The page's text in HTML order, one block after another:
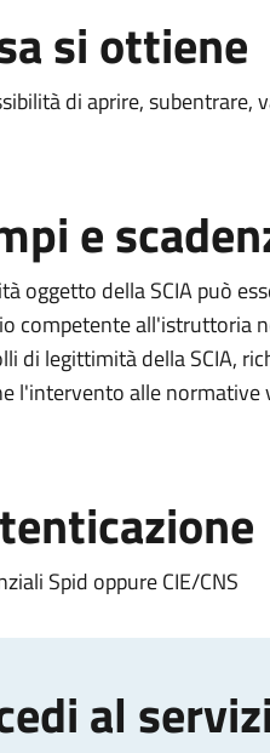
si ottiene
di aprire, subentrare,
e
oggetto della SCIA può
competente all'istruttoria
di legittimità della SCIA,
l'intervento alle normative
Spid oppure CIE/CNS
al